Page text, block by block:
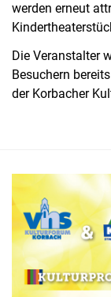
werden erneut
Die Veranstalter
Besuchern
der Korbacher